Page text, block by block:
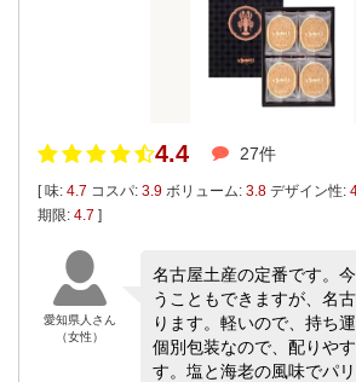
4.4 27件
[ 味: 4.7 コスパ: 3.9 ボリューム: 3.8 デザイン性:
期限: 4.7 ]
愛知県人さん
（女性）
名古屋土産の定番です。
うこともできますが、名
ります。軽いので、持ち
個別包装なので、配りや
す。塩と海老の風味でパ